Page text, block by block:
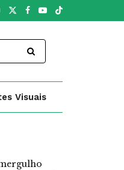
Visuais
mergulho